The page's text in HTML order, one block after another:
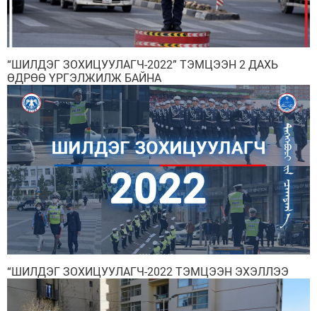
“ШИЛДЭГ ЗОХИЦУУЛАГЧ-2022” ТЭМЦЭЭН 2 ДАХЬ
ӨДРӨӨ ҮРГЭЛЖИЛЖ БАЙНА
“ШИЛДЭГ ЗОХИЦУУЛАГЧ-2022 ТЭМЦЭЭН ЭХЭЛЛЭЭ